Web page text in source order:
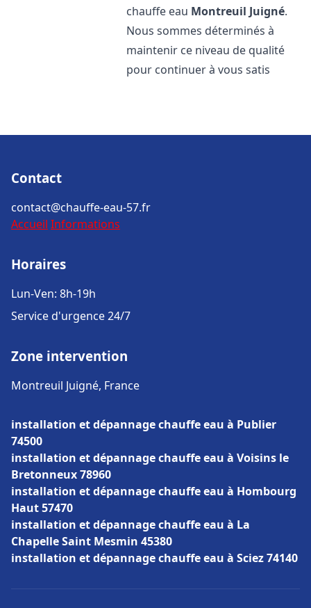
chauffe eau Montreuil Juigné.
Nous sommes déterminés à
maintenir ce niveau de qualité
pour continuer à vous satis
Contact
contact@chauffe-eau-57.fr
Accueil Informations
Horaires
Lun-Ven: 8h-19h
Service d'urgence 24/7
Zone intervention
Montreuil Juigné, France
installation et dépannage chauffe eau à Publier
74500
installation et dépannage chauffe eau à Voisins le
Bretonneux 78960
installation et dépannage chauffe eau à Hombourg
Haut 57470
installation et dépannage chauffe eau à La
Chapelle Saint Mesmin 45380
installation et dépannage chauffe eau à Sciez 74140